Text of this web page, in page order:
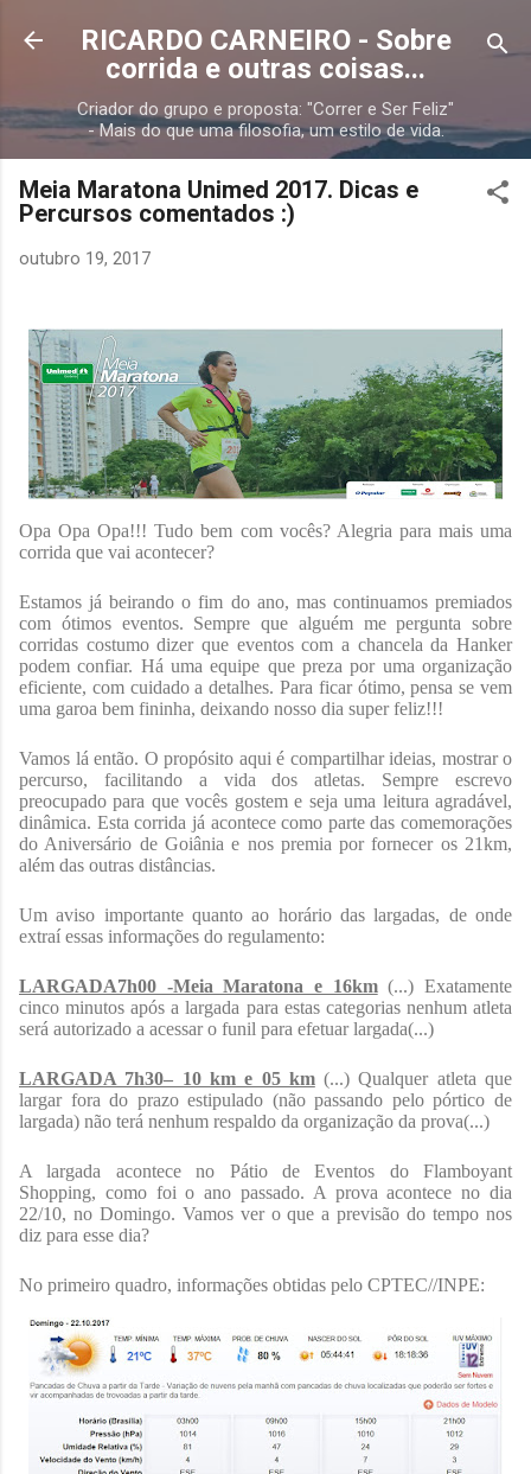
Pular para o conteúdo principal
RICARDO CARNEIRO - Sobre
corrida e outras coisas...
Criador do grupo e proposta: "Correr e Ser Feliz"
- Mais do que uma filosofia, um estilo de vida.
Meia Maratona Unimed 2017. Dicas e
Percursos comentados :)
outubro 19, 2017
Opa Opa Opa!!! Tudo bem com vocês? Alegria para mais uma
corrida que vai acontecer?
Estamos já beirando o fim do ano, mas continuamos premiados
com ótimos eventos. Sempre que alguém me pergunta sobre
corridas costumo dizer que eventos com a chancela da Hanker
podem confiar. Há uma equipe que preza por uma organização
eficiente, com cuidado a detalhes. Para ficar ótimo, pensa se vem
uma garoa bem fininha, deixando nosso dia super feliz!!!
Vamos lá então. O propósito aqui é compartilhar ideias, mostrar o
percurso, facilitando a vida dos atletas. Sempre escrevo
preocupado para que vocês gostem e seja uma leitura agradável,
dinâmica. Esta corrida já acontece como parte das comemorações
do Aniversário de Goiânia e nos premia por fornecer os 21km,
além das outras distâncias.
Um aviso importante quanto ao horário das largadas, de onde
extraí essas informações do regulamento:
LARGADA7h00 -Meia Maratona e 16km(...) Exatamente
cinco minutos após a largada para estas categorias nenhum atleta
será autorizado a acessar o funil para efetuar largada(...)
LARGADA 7h30– 10 km e 05 km(...) Qualquer atleta que
largar fora do prazo estipulado (não passando pelo pórtico de
largada) não terá nenhum respaldo da organização da prova(...)
A largada acontece no Pátio de Eventos do Flamboyant
Shopping, como foi o ano passado. A prova acontece no dia
22/10, no Domingo. Vamos ver o que a previsão do tempo nos
diz para esse dia?
No primeiro quadro, informações obtidas pelo CPTEC//INPE: